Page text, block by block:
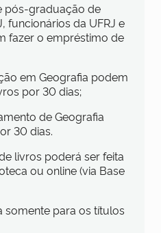
pós-graduação de
funcionários da UFRJ e
fazer o empréstimo de
em Geografia podem
por 30 dias;
de Geografia
30 dias.
livros poderá ser feita
ou online (via Base
somente para os títulos